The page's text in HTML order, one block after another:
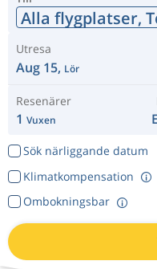
Alla flygplatser,
Utresa
Aug 15, Lör
Resenärer
1 Vuxen
Sök närliggande datum
Klimatkompensation
Ombokningsbar